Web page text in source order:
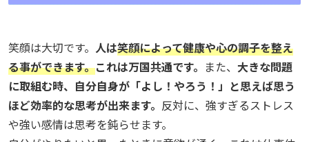
笑顔は大切です。 人は笑顔によって健康や心の調子を整え
る事ができます。これは万国共通です。 また、 大きな問題
に取組む時、自分自身が「よし！やろう！」と思えば思う
ほど効率的な思考が出来ます。 反対に、強すぎるストレス
や強い感情は思考を鈍らせます。